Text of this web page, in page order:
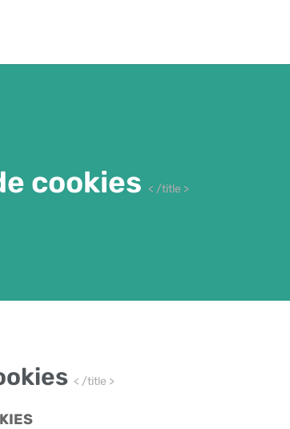
cookies < /title >
< /title >